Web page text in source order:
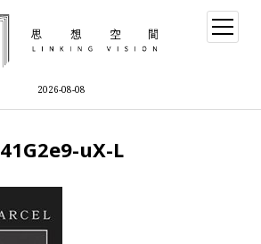
2026-08-08
open
menu
41G2e9-uX-L